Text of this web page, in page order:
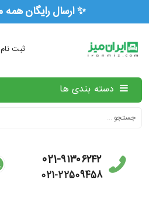
✨
ثبت نام
دسته بندی ها
021-۹۱۳۰۶۲۴۲
021-22509458